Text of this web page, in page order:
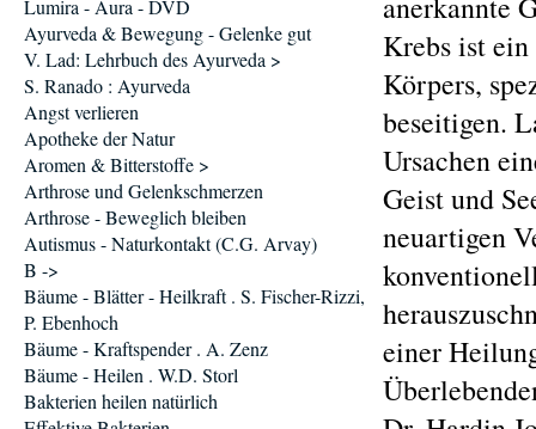
Krebs ist
Körpers,
beseitigen.
Ursachen
Geist und
neuartigen
einer
Lumira - Aura - DVD
Ayurveda & Bewegung - Gelenke gut
V. Lad: Lehrbuch des Ayurveda >
S. Ranado : Ayurveda
Angst verlieren
Apotheke der Natur
Aromen & Bitterstoffe >
Arthrose und Gelenkschmerzen
Arthrose - Beweglich bleiben
Autismus - Naturkontakt (C.G. Arvay)
B ->
Bäume - Blätter - Heilkraft . S. Fischer-Rizzi,
P. Ebenhoch
Bäume - Kraftspender . A. Zenz
Bäume - Heilen . W.D. Storl
Bakterien heilen natürlich